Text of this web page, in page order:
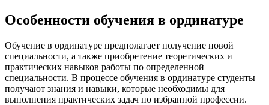
Особенности обучения в ординатуре
Обучение в ординатуре предполагает получение новой
специальности, а также приобретение теоретических и
практических навыков работы по определенной
специальности. В процессе обучения в ординатуре студенты
получают знания и навыки, которые необходимы для
выполнения практических задач по избранной профессии.